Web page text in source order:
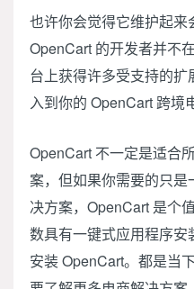
也许你会觉得它维护起
OpenCart 的开发者并不
台上获得许多受支持的
入到你的 OpenCart 跨境
OpenCart 不一定是适合
案，但如果你需要的只
决方案，OpenCart 是个
数具有一键式应用程序
安装 OpenCart。都是当